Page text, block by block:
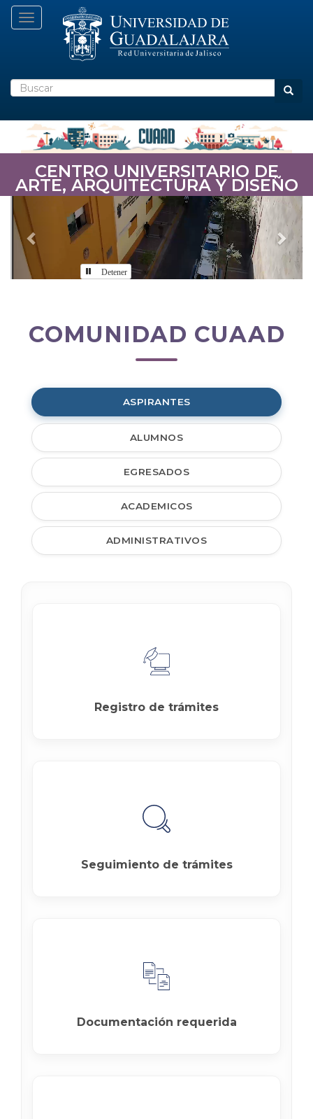
Pasar
Toggle navigation
Buscar
CENTRO UNIVERSITARIO DE
ARTE, ARQUITECTURA Y DISEÑO
Previous Next
Detener
Comunidad
COMUNIDAD CUAAD
ASPIRANTES
ALUMNOS
EGRESADOS
ACADEMICOS
ADMINISTRATIVOS
Registro de trámites
Seguimiento de trámites
Documentación requerida